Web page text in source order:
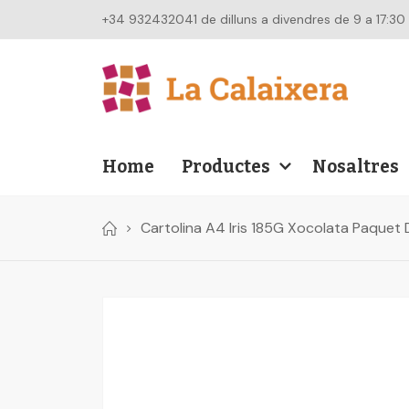
+34 932432041 de dilluns a divendres de 9 a 17:30
Home Productes Nosaltres
Cartolina A4 Iris 185G Xocolata Paquet